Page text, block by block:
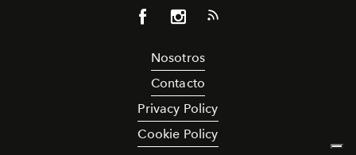
Nosotros
Contacto
Privacy Policy
Cookie Policy